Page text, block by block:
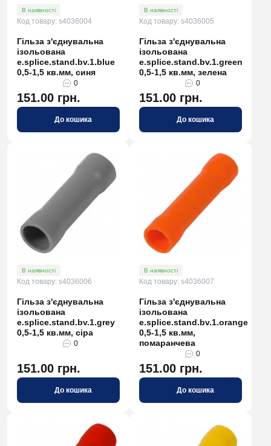
В наявності
Код товару: s4036004
Гільза з'єднувальна
ізольована
e.splice.stand.bv.1.blue
0,5-1,5 кв.мм, синя
0
151.00 грн.
До кошика
В наявності
Код товару: s4036005
Гільза з'єднувальна
ізольована
e.splice.stand.bv.1.green
0,5-1,5 кв.мм, зелена
0
151.00 грн.
До кошика
В наявності
Код товару: s4036006
Гільза з'єднувальна
ізольована
e.splice.stand.bv.1.grey
0,5-1,5 кв.мм, сіра
0
151.00 грн.
До кошика
В наявності
Код товару: s4036007
Гільза з'єднувальна
ізольована
e.splice.stand.bv.1.orange
0,5-1,5 кв.мм,
помаранчева
0
151.00 грн.
До кошика